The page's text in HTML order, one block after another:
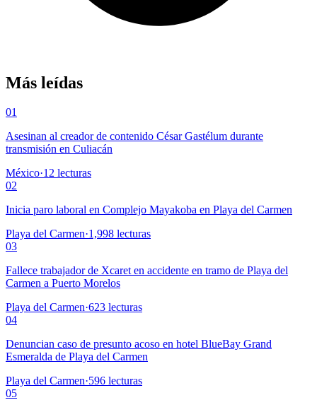
Más leídas
01
Asesinan al creador de contenido César Gastélum durante
transmisión en Culiacán
México·12 lecturas
02
Inicia paro laboral en Complejo Mayakoba en Playa del Carmen
Playa del Carmen·1,998 lecturas
03
Fallece trabajador de Xcaret en accidente en tramo de Playa del
Carmen a Puerto Morelos
Playa del Carmen·623 lecturas
04
Denuncian caso de presunto acoso en hotel BlueBay Grand
Esmeralda de Playa del Carmen
Playa del Carmen·596 lecturas
05